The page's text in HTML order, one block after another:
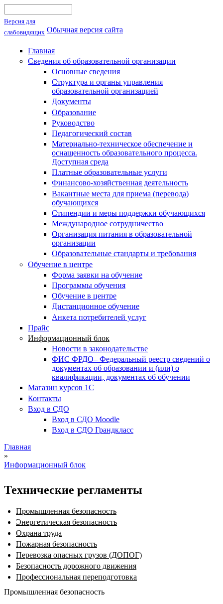
Форма поиска
Версия для
слабовидящих Обычная версия сайта
Главная
Сведения об образовательной организации
Основные сведения
Структура и органы управления
образовательной организацией
Документы
Образование
Руководство
Педагогический состав
Материально-техническое обеспечение и
оснащенность образовательного процесса.
Доступная среда
Платные образовательные услуги
Финансово-хозяйственная деятельность
Вакантные места для приема (перевода)
обучающихся
Стипендии и меры поддержки обучающихся
Международное сотрудничество
Организация питания в образовательной
организации
Образовательные стандарты и требования
Обучение в центре
Форма заявки на обучение
Программы обучения
Обучение в центре
Дистанционное обучение
Анкета потребителей услуг
Прайс
Информационный блок
Новости в законодательстве
ФИС ФРДО– Федеральный реестр сведений о
документах об образовании и (или) о
квалификации, документах об обучении
Магазин курсов 1С
Контакты
Вход в СДО
Вход в СДО Moodle
Вход в СДО Грандкласс
Вы здесь
Главная
»
Информационный блок
Технические регламенты
Промышленная безопасность
Энергетическая безопасность
Охрана труда
Пожарная безопасность
Перевозка опасных грузов (ДОПОГ)
Безопасность дорожного движения
Профессиональная переподготовка
Промышленная безопасность